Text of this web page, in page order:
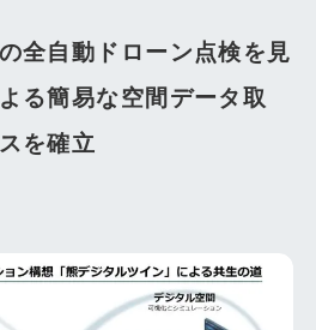
全自動ドローン点検を見
る簡易な空間データ取
を確立